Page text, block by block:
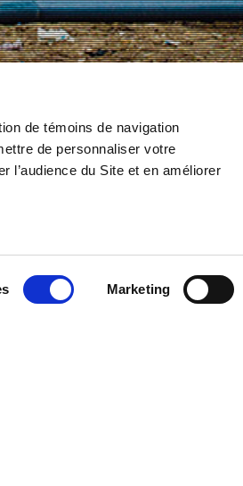
de témoins de navigation
de personnaliser votre
l’audience du Site et en améliorer
Marketing